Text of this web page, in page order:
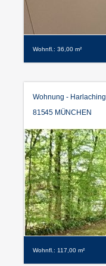
Wohnfl.: 36,00 m²
Wohnung - Harlaching
81545 MÜNCHEN
Wohnfl.: 117,00 m²